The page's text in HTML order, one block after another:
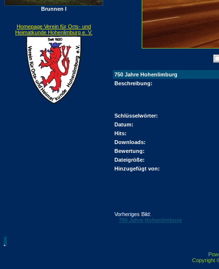
Brunnen I
Homepage Verein für Orts- und
Heimatkunde Hohenlimburg e. V.
750 Jahre Hohenlimburg
Beschreibung:
Schlüsselwörter:
Datum:
Hits:
Downloads:
Bewertung:
Dateigröße:
Hinzugefügt von:
Vorheriges Bild:
750 Jahre Hohenlimburg
Copyright